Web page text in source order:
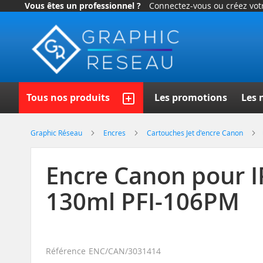
Vous êtes un professionnel ? Connectez-vous ou créez
Allez
contenu
Tous nos produits Les promotions Les
Graphic Réseau Encres Cartouches Jet d'encre Canon
Encre Canon pour
130ml PFI-106PM
Référence ENC/CAN/3031414